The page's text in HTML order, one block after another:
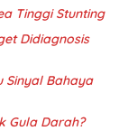
Tinggi Stunting
Didiagnosis
Sinyal Bahaya
Gula Darah?